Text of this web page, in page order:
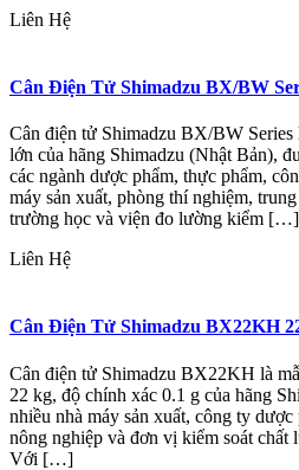
Liên Hệ
Cân Điện Tử Shimadzu BX/BW
Cân điện tử Shimadzu BX/BW
lớn của hãng Shimadzu (Nhật Bản),
các ngành dược phẩm, thực phẩm,
máy sản xuất, phòng thí nghiệm,
trường học và viện đo lường kiểm […]
Liên Hệ
Cân Điện Tử Shimadzu BX22KH
Cân điện tử Shimadzu BX22KH là
22 kg, độ chính xác 0.1 g của hãng
nhiều nhà máy sản xuất, công ty
nông nghiệp và đơn vị kiểm soát
Với […]